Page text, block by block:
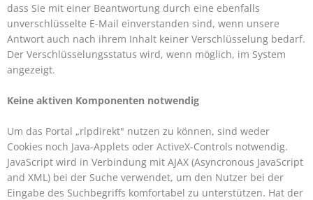
dass Sie mit einer Beantwortung durch eine ebenfalls
unverschlüsselte E-Mail einverstanden sind, wenn unsere
Antwort auch nach ihrem Inhalt keiner Verschlüsselung bedarf.
Der Verschlüsselungsstatus wird, wenn möglich, im System
angezeigt.
Keine aktiven Komponenten notwendig
Um das Portal „rlpdirekt" nutzen zu können, sind weder
Cookies noch Java-Applets oder ActiveX-Controls notwendig.
JavaScript wird in Verbindung mit AJAX (Asyncronous JavaScript
and XML) bei der Suche verwendet, um den Nutzer bei der
Eingabe des Suchbegriffs komfortabel zu unterstützen. Hat der